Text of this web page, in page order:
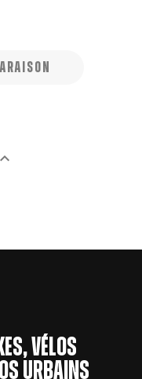

vélos
urbains